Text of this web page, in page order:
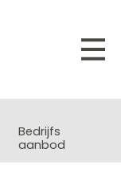
Bedrijfs
aanbod